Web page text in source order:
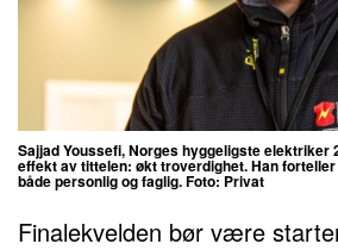
Sajjad Youssefi, Norges hyggeligste elektriker
effekt av tittelen: økt troverdighet. Han
både personlig og faglig. Foto: Privat
Finalekvelden bør være